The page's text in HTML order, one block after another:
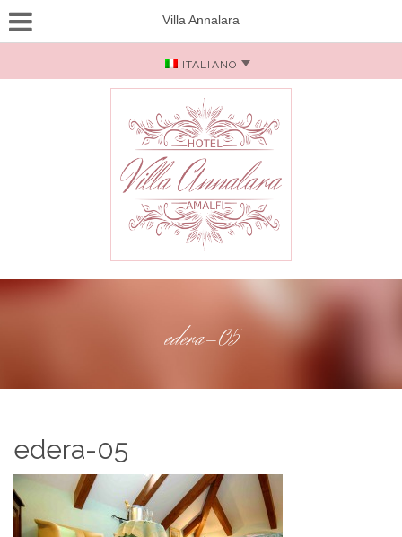
Villa Annalara
ITALIANO
edera-05
edera-05